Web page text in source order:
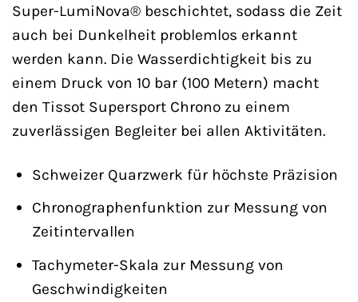
Super-LumiNova® beschichtet, sodass die Zeit
auch bei Dunkelheit problemlos erkannt
werden kann. Die Wasserdichtigkeit bis zu
einem Druck von 10 bar (100 Metern) macht
den Tissot Supersport Chrono zu einem
zuverlässigen Begleiter bei allen Aktivitäten.
Schweizer Quarzwerk für höchste Präzision
Chronographenfunktion zur Messung von
Zeitintervallen
Tachymeter-Skala zur Messung von
Geschwindigkeiten